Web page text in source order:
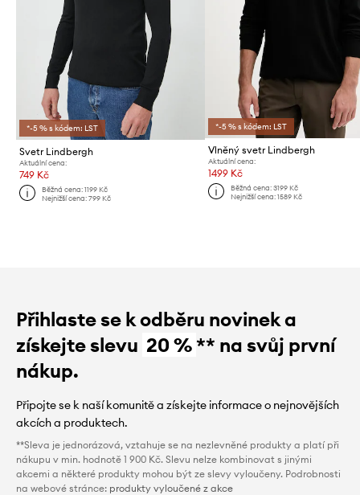
*-5 % s kódem: LST
Svetr Lindbergh
Aktuální cena:
749 Kč
Běžná cena:1199 Kč
Nejnižší cena:799 Kč
*-5 % s kódem: LST
Vlněný svetr Lindbergh
Aktuální cena:
1499 Kč
Běžná cena: 3199 Kč
Nejnižší cena: 1589 Kč
Přihlaste se k odběru novinek a
získejte slevu 20 %** na svůj první
nákup.
Připojte se k naší komunitě a získejte informace o nejnovějších
akcích a produktech.
**Sleva je jednorázová, vztahuje se na nezlevněné produkty a platí při
nákupu v min. hodnotě 1 900 Kč. Slevu nelze kombinovat s jinými
akcemi a některé produkty mohou být ze slevy vyloučeny. Podrobnosti
na webové stránce: produkty vyloučené z akce